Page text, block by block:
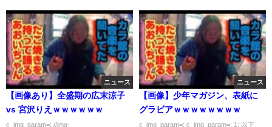
ニュース
【画像あり】全盛期の広末涼子
vs 宮沢りえｗｗｗｗｗｗ
c_img_param=; //img-
ニュース
【画像】少年マガジン、表紙に
グラビアｗｗｗｗｗｗｗｗ
c_img_param=; c_img_param=; 1: 以下、